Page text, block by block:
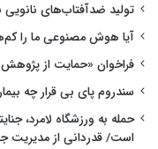
تولید ضدآفتاب‌های نانویی
آیا هوش مصنوعی ما را
فراخوان «حمایت از
سندروم پای بی قرار چه
حمله به ورزشگاه لامرد،
است/ قدردانی از مدیریت